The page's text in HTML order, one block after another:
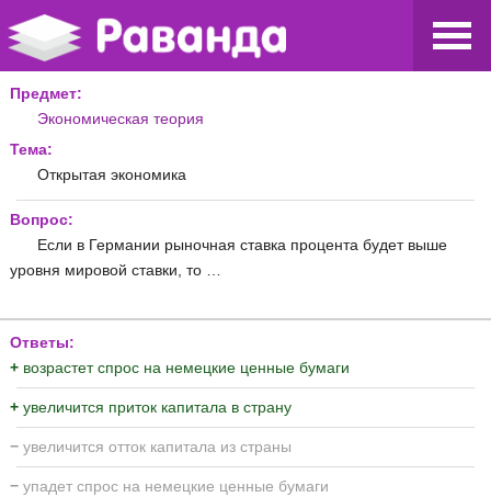
Предмет:
Экономическая теория
Тема:
Открытая экономика
Вопрос:
Если в Германии рыночная ставка процента будет выше
уровня мировой ставки, то …
Ответы:
+ возрастет спрос на немецкие ценные бумаги
+ увеличится приток капитала в страну
− увеличится отток капитала из страны
− упадет спрос на немецкие ценные бумаги